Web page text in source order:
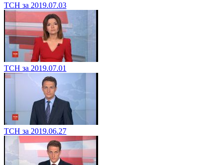
ТСН за 2019.07.03
ТСН за 2019.07.01
ТСН за 2019.06.27